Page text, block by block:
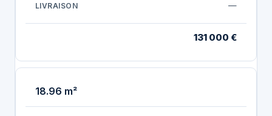
—
131 000 €
18.96 m²